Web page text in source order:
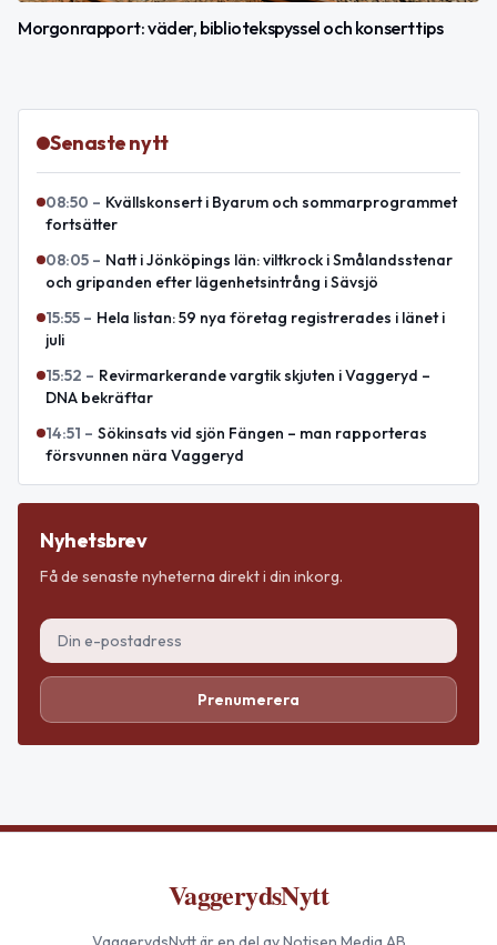
Morgonrapport: väder, bibliotekspyssel och konserttips
Senaste nytt
08:50 – Kvällskonsert i Byarum och sommarprogrammet
fortsätter
08:05 – Natt i Jönköpings län: viltkrock i Smålandsstenar
och gripanden efter lägenhetsintrång i Sävsjö
15:55 – Hela listan: 59 nya företag registrerades i länet i
juli
15:52 – Revirmarkerande vargtik skjuten i Vaggeryd –
DNA bekräftar
14:51 – Sökinsats vid sjön Fängen – man rapporteras
försvunnen nära Vaggeryd
Nyhetsbrev
Få de senaste nyheterna direkt i din inkorg.
Prenumerera
VaggerydsNytt